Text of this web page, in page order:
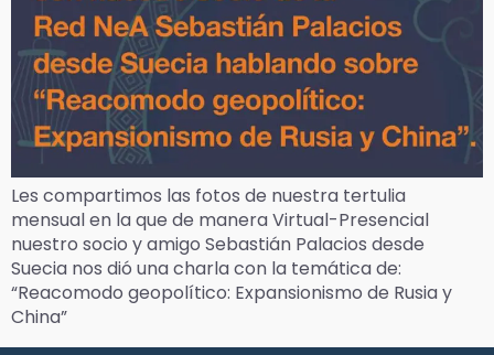
Les compartimos las fotos de nuestra tertulia
mensual en la que de manera Virtual-Presencial
nuestro socio y amigo Sebastián Palacios desde
Suecia nos dió una charla con la temática de:
“Reacomodo geopolítico: Expansionismo de Rusia y
China”